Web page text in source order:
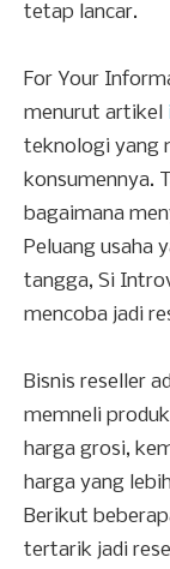
tetap lancar.
For Your
menurut artikel
teknologi yang
konsumennya.
bagaimana
Peluang usaha
tangga, Si
mencoba jadi
Bisnis reseller
memneli
harga grosi,
harga yang
Berikut
tertarik jadi